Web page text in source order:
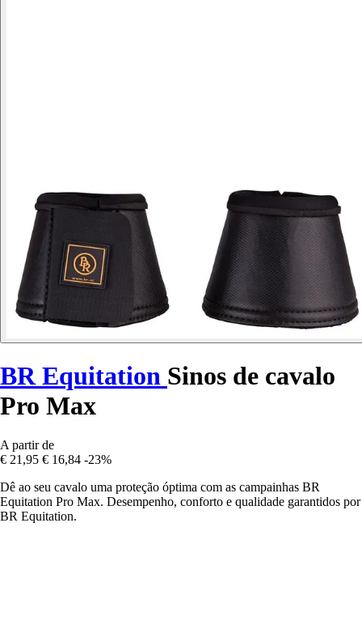
BR Equitation Sinos de cavalo
Pro Max
A partir de
€ 21,95 € 16,84 -23%
Dê ao seu cavalo uma proteção óptima com as campainhas BR
Equitation Pro Max. Desempenho, conforto e qualidade garantidos por
BR Equitation.